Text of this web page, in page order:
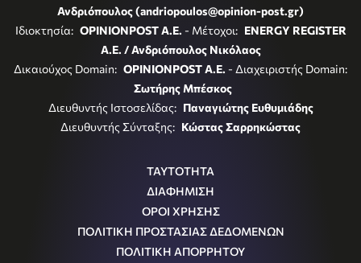
Ανδριόπουλος (andriopoulos@opinion-post.gr)
Ιδιοκτησία: OPINIONPOST A.E. - Μέτοχοι: ENERGY REGISTER
Α.Ε. / Ανδριόπουλος Νικόλαος
Δικαιούχος Domain: OPINIONPOST A.E. - Διαχειριστής Domain:
Σωτήρης Μπέσκος
Διευθυντής Ιστοσελίδας: Παναγιώτης Ευθυμιάδης
Διευθυντής Σύνταξης: Κώστας Σαρρηκώστας
ΤΑΥΤΟΤΗΤΑ
ΔΙΑΦΗΜΙΣΗ
ΟΡΟΙ ΧΡΗΣΗΣ
ΠΟΛΙΤΙΚΗ ΠΡΟΣΤΑΣΙΑΣ ΔΕΔΟΜΕΝΩΝ
ΠΟΛΙΤΙΚΗ ΑΠΟΡΡΗΤΟΥ